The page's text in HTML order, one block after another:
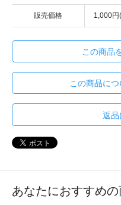
販売価格 1,000円
この商品
この商品に
返品
あなたにおすすめの